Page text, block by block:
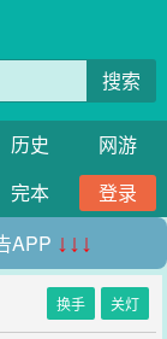
搜索
历史
网游
完本
登录
APP ↓↓↓
换手 关灯